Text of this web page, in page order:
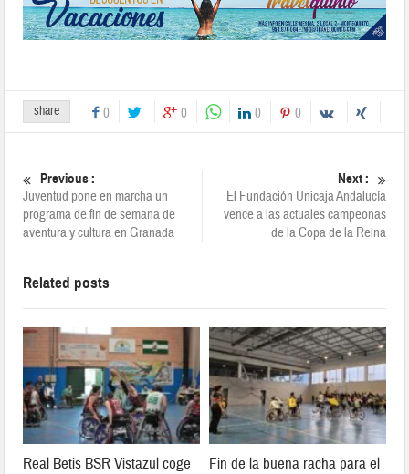
share 0 0 0 0
Previous :
Juventud pone en marcha un
programa de fin de semana de
aventura y cultura en Granada
Next :
El Fundación Unicaja Andalucía
vence a las actuales campeonas
de la Copa de la Reina
Related posts
Real Betis BSR Vistazul coge
Fin de la buena racha para el